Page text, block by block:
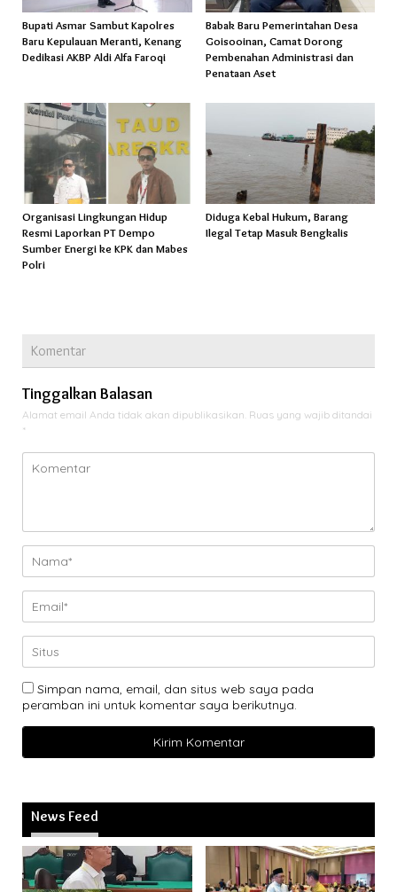
Bupati Asmar Sambut Kapolres
Baru Kepulauan Meranti, Kenang
Dedikasi AKBP Aldi Alfa Faroqi
Babak Baru Pemerintahan Desa
Goisooinan, Camat Dorong
Pembenahan Administrasi dan
Penataan Aset
Organisasi Lingkungan Hidup
Resmi Laporkan PT Dempo
Sumber Energi ke KPK dan Mabes
Polri
Diduga Kebal Hukum, Barang
Ilegal Tetap Masuk Bengkalis
Komentar
Tinggalkan Balasan
Alamat email Anda tidak akan dipublikasikan. Ruas yang wajib ditandai
*
Simpan nama, email, dan situs web saya pada
peramban ini untuk komentar saya berikutnya.
News Feed